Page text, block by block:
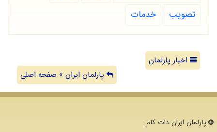
تصویب
خدمات
اخبار پارلمان
پارلمان ایران » صفحه اصلی
پارلمان ایران دات كام